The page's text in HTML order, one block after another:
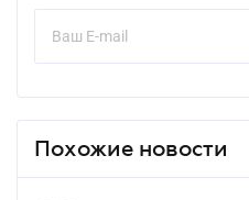
Похожие новости